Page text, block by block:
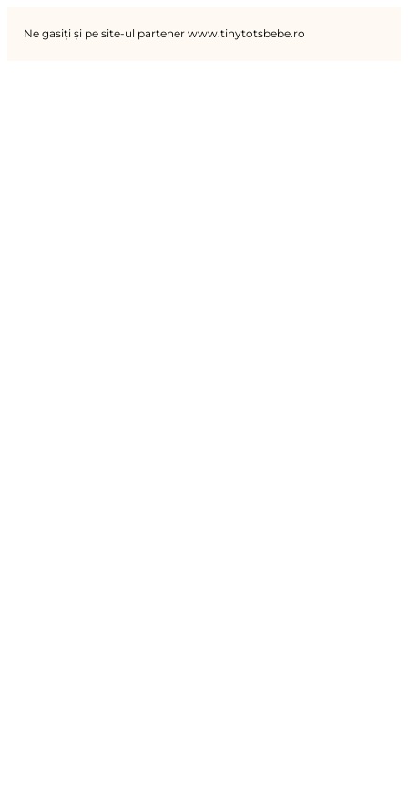
Ne gasiți și pe site-ul partener www.tinytotsbebe.ro